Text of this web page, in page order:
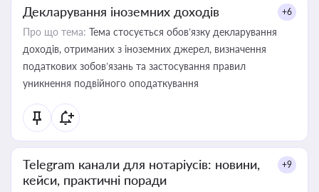
Декларування іноземних доходів +6
Про що тема: Тема стосується обов’язку декларування
доходів, отриманих з іноземних джерел, визначення
податкових зобов’язань та застосування правил
уникнення подвійного оподаткування
Telegram канали для нотаріусів: новини,
кейси, практичні поради
+9